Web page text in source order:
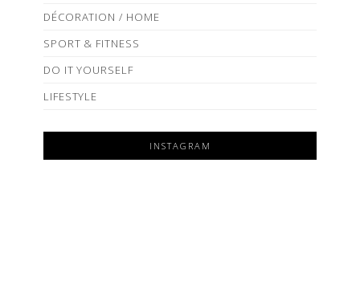
DÉCORATION / HOME
SPORT & FITNESS
DO IT YOURSELF
LIFESTYLE
INSTAGRAM